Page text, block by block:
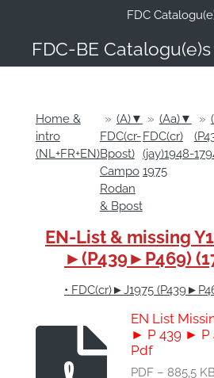
de
FDC-BE
FDC
Home &
intro
(NL+FR+EN)
» (A)▼
FDC(cr-
Bpost)
Campo
Rodan
& Bpost
» (Aa)▼
FDC(cr)
(jay)1948-
1975
»
EN-List & missing
►(P439►P469)
• FDC(cr)►J1975
EN List
► P 439 ► P
Pdf
PDF – 885,5